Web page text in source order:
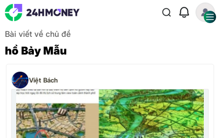
Bài viết về chủ đề
hồ Bảy Mẫu
Việt Bách